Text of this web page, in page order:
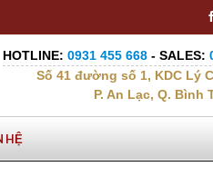
HOTLINE: 0931 455 668 - SALES:
Số 41 đường số 1, KDC Lý
P. An Lạc, Q. Bình
HỆ